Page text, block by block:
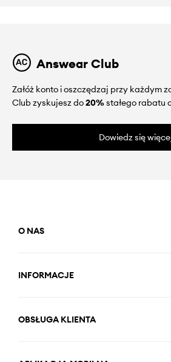
Answear Club
Załóż konto i oszczędzaj przy każdym
Club zyskujesz do20%stałego rabatu
Dowiedz się
O NAS
INFORMACJE
OBSŁUGA KLIENTA